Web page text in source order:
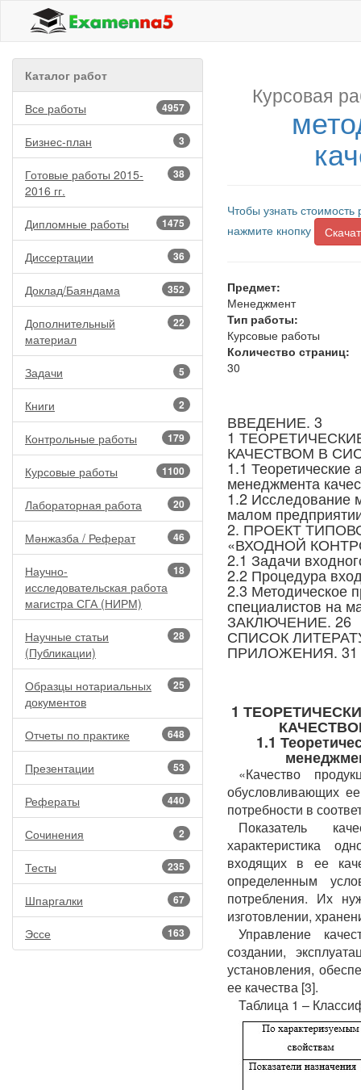
Каталог работ
4957
Все работы
3
Бизнес-план
38
Готовые работы 2015-
2016 гг.
1475
Дипломные работы
36
Диссертации
352
Доклад/Баяндама
22
Дополнительный
материал
5
Задачи
2
Книги
179
Контрольные работы
1100
Курсовые работы
20
Лабораторная работа
46
Мәнжазба / Реферат
18
Научно-
исследовательская работа
магистра СГА (НИРМ)
28
Научные статьи
(Публикации)
25
Образцы нотариальных
документов
648
Отчеты по практике
53
Презентации
440
Рефераты
2
Сочинения
235
Тесты
67
Шпаргалки
163
Эссе
Курсовая
Чтобы узнать
нажмите кнопку
Предмет:
Менеджмент
Тип работы:
Курсовые работы
Количество страниц:
30
ВВЕДЕНИЕ. 3
1
КАЧЕСТВОМ В
1.1 Теоретические
менеджмента
1.2 Исследование
малом
2. ПРОЕКТ
«ВХОДНОЙ
2.1 Задачи
2.2 Процедура
2.3 Методическое
специалистов на
ЗАКЛЮЧЕНИЕ. 26
СПИСОК
ПРИЛОЖЕНИЯ. 31
1
1.1
«Качество
обусловливающих
потребности в
Показатель
характеристика
входящих в ее
определенным
потребления. Их
изготовлении,
Управление
создании,
установления,
ее качества [3].
Таблица 1 –